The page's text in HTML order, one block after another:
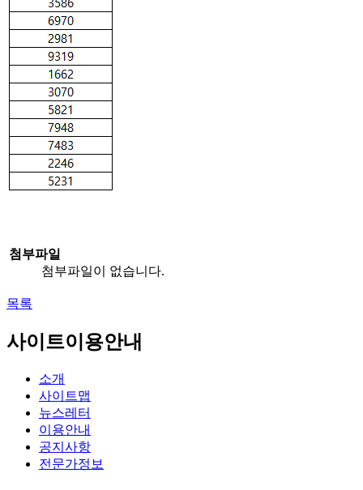
첨부파일
첨부파일이 없습니다.
목록
사이트이용안내
소개
사이트맵
뉴스레터
이용안내
공지사항
전문가정보